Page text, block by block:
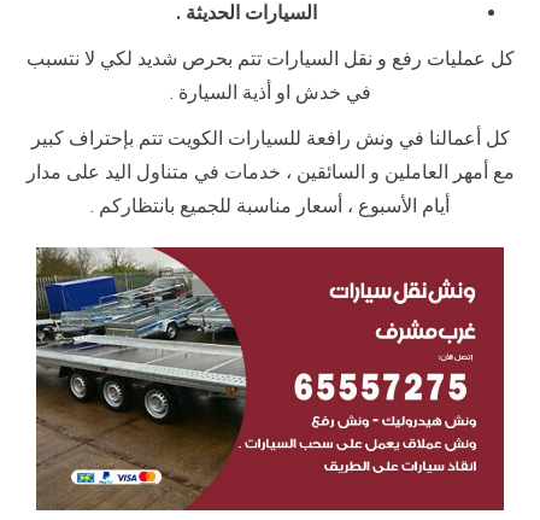
السيارات الحديثة .
كل عمليات رفع و نقل السيارات تتم بحرص شديد لكي لا نتسبب
في خدش او أذية السيارة .
كل أعمالنا في ونش رافعة للسيارات الكويت تتم بإحتراف كبير
مع أمهر العاملين و السائقين ، خدمات في متناول اليد على مدار
أيام الأسبوع ، أسعار مناسبة للجميع بانتظاركم .